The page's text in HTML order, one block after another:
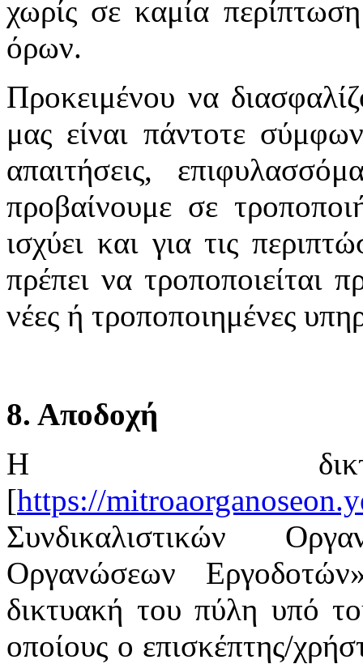
χωρίς σε καμία
όρων.
Προκειμένου να
μας είναι πάντοτε
απαιτήσεις,
προβαίνουμε σε
ισχύει και για τις
πρέπει να τροποποιείται
νέες ή τροποποιημένες
8. Αποδοχή
Η
[https://
Συνδικαλιστικών
Οργανώσεων
δικτυακή του πύλη υπό
οποίους ο επισκέπτης/